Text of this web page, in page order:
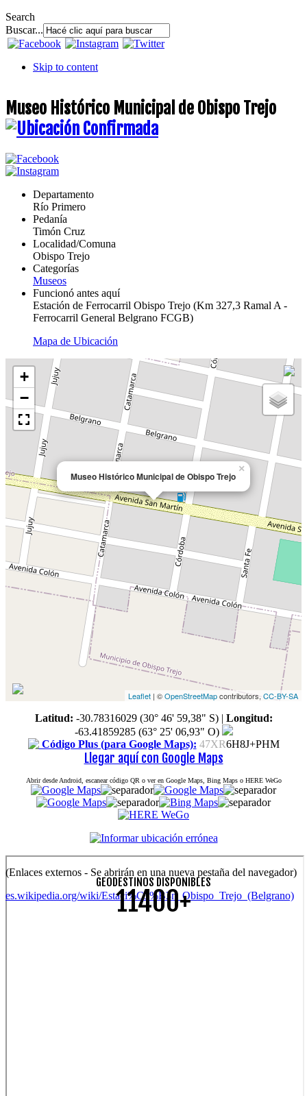
Search
Buscar...
Skip to content
Museo Histórico Municipal de Obispo Trejo
Departamento
Río Primero
Pedanía
Timón Cruz
Localidad/Comuna
Obispo Trejo
Categorías
Museos
Funcionó antes aquí
Estación de Ferrocarril Obispo Trejo (Km 327,3 Ramal A -
Ferrocarril General Belgrano FCGB)
Mapa de Ubicación
Museo Histórico Municipal de Obispo Trejo
×
+
−
Leaflet | ©OpenStreetMapcontributors, CC-BY-SA
Latitud: -30.78316029 (30° 46' 59,38" S)| Longitud:
-63.41859285 (63° 25' 06,93" O)
Código Plus (para Google Maps): 47XR6H8J+PHM
Llegar aquí con Google Maps
Abrir desde Android, escanear código QR o ver en Google Maps, Bing Maps o HERE WeGo
(Enlaces externos - Se abrirán en una nueva pestaña del navegador)
es.wikipedia.org/wiki/Estaci%C3%B3n_Obispo_Trejo_(Belgrano)
GEODESTINOS DISPONIBLES
11400+